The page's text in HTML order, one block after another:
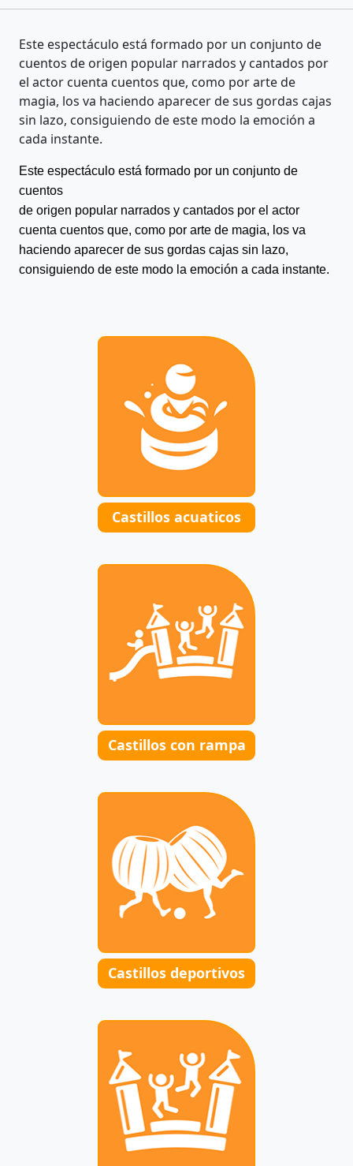
Este espectáculo está formado por un conjunto de
cuentos de origen popular narrados y cantados por
el actor cuenta cuentos que, como por arte de
magia, los va haciendo aparecer de sus gordas cajas
sin lazo, consiguiendo de este modo la emoción a
cada instante.
Este espectáculo está formado por un conjunto de
cuentos
de origen popular narrados y cantados por el actor
cuenta cuentos que, como por arte de magia, los va
haciendo aparecer de sus gordas cajas sin lazo,
consiguiendo de este modo la emoción a cada instante.
Castillos acuaticos
Castillos con rampa
Castillos deportivos